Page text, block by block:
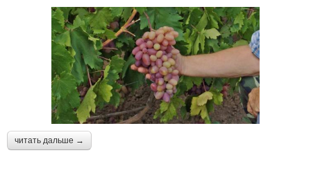
читать дальше →